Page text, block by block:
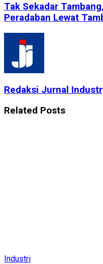
Tak Sekadar
Peradaban Lewat
Redaksi Jurnal
Related Posts
Industri